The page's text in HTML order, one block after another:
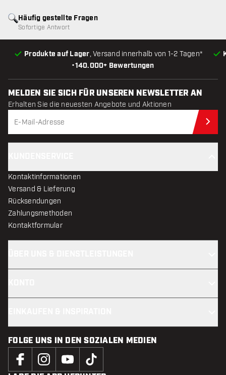
•140.000+ Bewertungen
Produkte auf Lager, Versand innerhalb von 1-2 Tagen*
Häufig gestellte Fragen
Sofortige Antwort
MELDEN SIE SICH FÜR UNSEREN NEWSLETTER AN
Erhalten Sie die neuesten Angebote und Aktionen
Kontaktinformationen
Versand & Lieferung
Rücksendungen
Zahlungsmethoden
Kontaktformular
FOLGE UNS IN DEN SOZIALEN MEDIEN